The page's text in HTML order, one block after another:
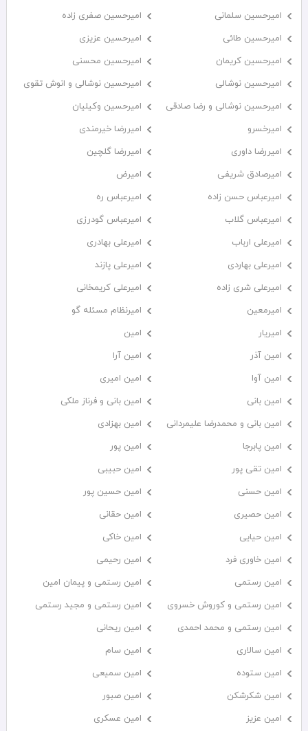
امیرحسین سلمانی
امیرحسین صفری زاده
امیرحسین طائی
امیرحسین عزیزی
امیرحسین کریمان
امیرحسین محسنی
امیرحسین نوشالی
امیرحسین نوشالی و انوش تقوی
امیرحسین نوشالی و رضا صادقی
امیرحسین وکیلیان
امیرخسرو
امیررضا خیرمندی
امیررضا داوری
امیررضا گلچین
امیرصادق شریفی
امیرض
امیرعباس حسن زاده
امیرعباس ره
امیرعباس گلاب
امیرعباس گودرزی
امیرعلی ارباب
امیرعلی بهادری
امیرعلی بهاردی
امیرعلی پازند
امیرعلی شری زاده
امیرعلی کریمخانی
امیرمعین
امیرنظام مسئله گو
امیریار
امین
امین آذر
امین آرا
امین آوا
امین امیری
امین بانی
امین بانی و فرناز ملکی
امین بانی و محمدرضا علیمردانی
امین بهزادی
امین پابرجا
امین پور
امین تقی پور
امین حبیبی
امین حسنی
امین حسین پور
امین حصیری
امین حقانی
امین حیایی
امین خاکی
امین خاوری فرد
امین رحیمی
امین رستمی
امین رستمی و پیمان امین
امین رستمی و کوروش خسروی
امین رستمی و مجید رستمی
امین رستمی و محمد احمدی
امین ریحانی
امین سالاری
امین سام
امین ستوده
امین سمیعی
امین شکرشکن
امین صبور
امین عزیز
امین عسکری